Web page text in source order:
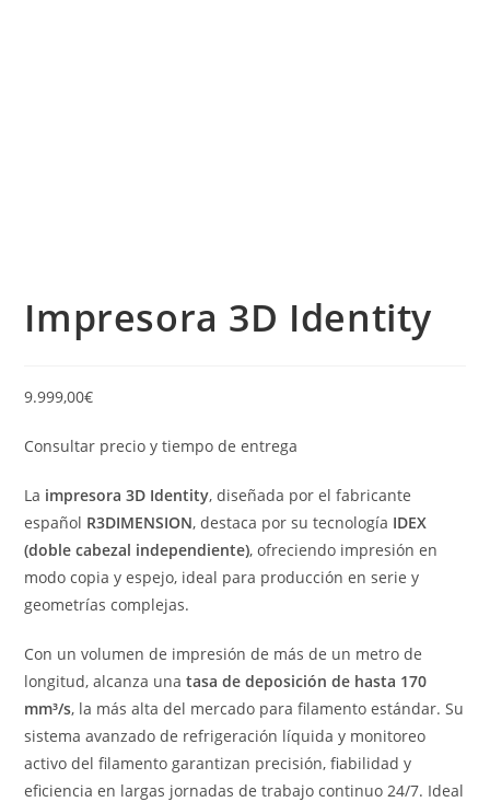
Impresora 3D Identity
9.999,00€
Consultar precio y tiempo de entrega
La impresora 3D Identity, diseñada por el fabricante
español R3DIMENSION, destaca por su tecnología IDEX
(doble cabezal independiente), ofreciendo impresión en
modo copia y espejo, ideal para producción en serie y
geometrías complejas.
Con un volumen de impresión de más de un metro de
longitud, alcanza unatasa de deposición de hasta 170
mm³/s, la más alta del mercado para filamento estándar. Su
sistema avanzado de refrigeración líquida y monitoreo
activo del filamento garantizan precisión, fiabilidad y
eficiencia en largas jornadas de trabajo continuo 24/7. Ideal